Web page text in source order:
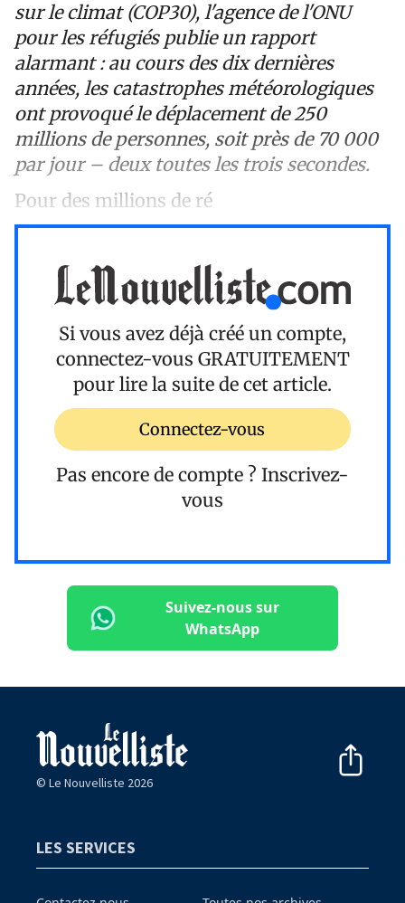
sur le climat (COP30), l'agence de l'ONU
pour les réfugiés publie un rapport
alarmant : au cours des dix dernières
années, les catastrophes météorologiques
ont provoqué le déplacement de 250
millions de personnes, soit près de 70 000
par jour – deux toutes les trois secondes.
Pour des millions de ré
Si vous avez déjà créé un compte,
connectez-vous GRATUITEMENT
pour lire la suite de cet article.
Connectez-vous
Pas encore de compte ? Inscrivez-
vous
Suivez-nous sur
WhatsApp
© Le Nouvelliste 2026
LES SERVICES